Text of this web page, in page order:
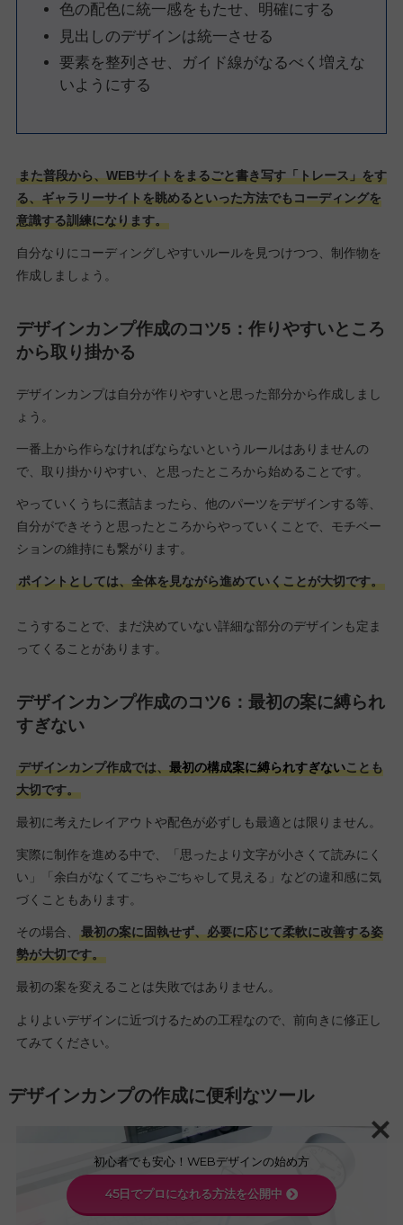
色の配色に統一感をもたせ、明確にする
見出しのデザインは統一させる
要素を整列させ、ガイド線がなるべく増えな
いようにする
また普段から、WEBサイトをまるごと書き写す「トレース」をす
る、ギャラリーサイトを眺めるといった方法でもコーディングを
意識する訓練になります。
自分なりにコーディングしやすいルールを見つけつつ、制作物を
作成しましょう。
デザインカンプ作成のコツ5：作りやすいところ
から取り掛かる
デザインカンプは自分が作りやすいと思った部分から作成しまし
ょう。
一番上から作らなければならないというルールはありませんの
で、取り掛かりやすい、と思ったところから始めることです。
やっていくうちに煮詰まったら、他のパーツをデザインする等、
自分ができそうと思ったところからやっていくことで、モチベー
ションの維持にも繋がります。
ポイントとしては、全体を見ながら進めていくことが大切です。
こうすることで、まだ決めていない詳細な部分のデザインも定ま
ってくることがあります。
デザインカンプ作成のコツ6：最初の案に縛られ
すぎない
デザインカンプ作成では、最初の構成案に縛られすぎないことも
大切です。
最初に考えたレイアウトや配色が必ずしも最適とは限りません。
実際に制作を進める中で、「思ったより文字が小さくて読みにく
い」「余白がなくてごちゃごちゃして見える」などの違和感に気
づくこともあります。
その場合、
最初の案に固執せず、必要に応じて柔軟に改善する姿
勢が大切です。
最初の案を変えることは失敗ではありません。
よりよいデザインに近づけるための工程なので、前向きに修正し
てみてください。
デザインカンプの作成に便利なツール
初心者でも安心！WEBデザインの始め方
45日でプロになれる方法を公開中